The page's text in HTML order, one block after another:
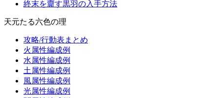
終末を齎す黒羽の入手方法
天元たる六色の理
攻略/行動表まとめ
火属性編成例
水属性編成例
土属性編成例
風属性編成例
光属性編成例